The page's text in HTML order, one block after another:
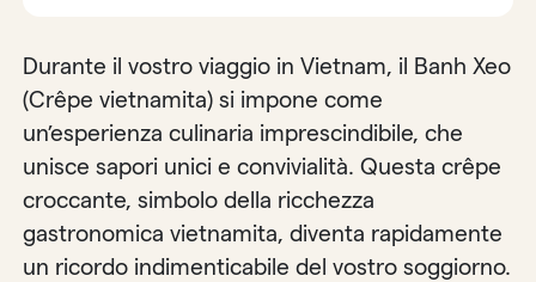
Durante il vostro viaggio in Vietnam, il Banh Xeo
(Crêpe vietnamita) si impone come
un’esperienza culinaria imprescindibile, che
unisce sapori unici e convivialità. Questa crêpe
croccante, simbolo della ricchezza
gastronomica vietnamita, diventa rapidamente
un ricordo indimenticabile del vostro soggiorno.